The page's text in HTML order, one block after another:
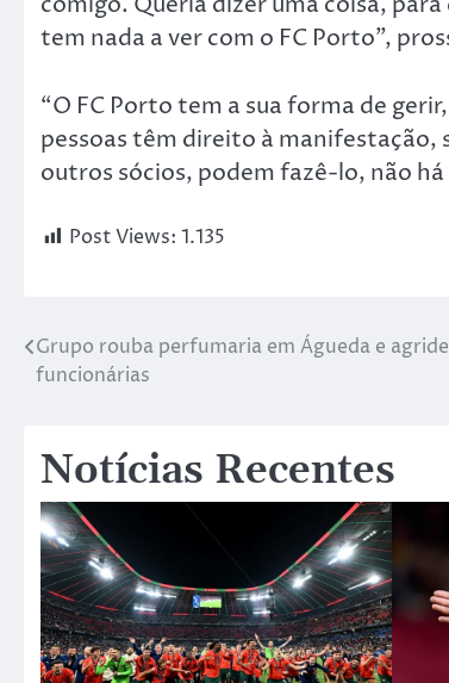
tem nada a ver com o FC Porto”,
“O FC Porto tem a sua forma de
pessoas têm direito à manifestação,
outros sócios, podem fazê-lo, não
Post Views: 1.135
Grupo rouba perfumaria em Águeda e agride
funcionárias
Notícias Recentes